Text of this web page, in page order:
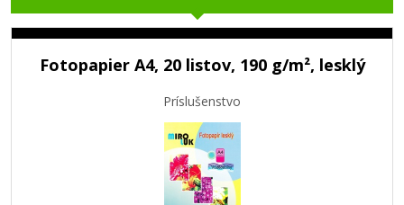
Fotopapier A4, 20 listov, 190 g/m², lesklý
Príslušenstvo